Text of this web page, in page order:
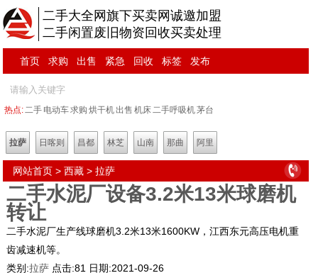
二手大全网旗下买卖网诚邀加盟
二手闲置废旧物资回收买卖处理
首页 求购 出售 紧急 回收 标签 发布
热点:二手 电动车求购 烘干机出售 机床二手呼吸机茅台
拉萨 日喀则 昌都 林芝 山南 那曲 阿里
网站首页 >西藏 >拉萨
二手水泥厂设备3.2米13米球磨机
转让
二手水泥厂生产线球磨机3.2米13米1600KW，江西东元高压电机重
齿减速机等。
类别:拉萨 点击:81 日期:2021-09-26